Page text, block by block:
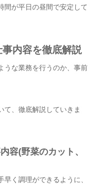
間が平日の昼間で安定して
内容を徹底解説
うな業務を行うのか、事前
て、徹底解説していきま
容(野菜のカット、
く調理ができるように、